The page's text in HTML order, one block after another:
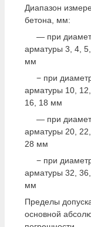
Диапазон
бетона, мм:
— при
арматуры 3, 4,
мм
− при
арматуры 10,
16, 18 мм
— при
арматуры 20,
28 мм
− при
арматуры 32,
мм
Пределы
основной